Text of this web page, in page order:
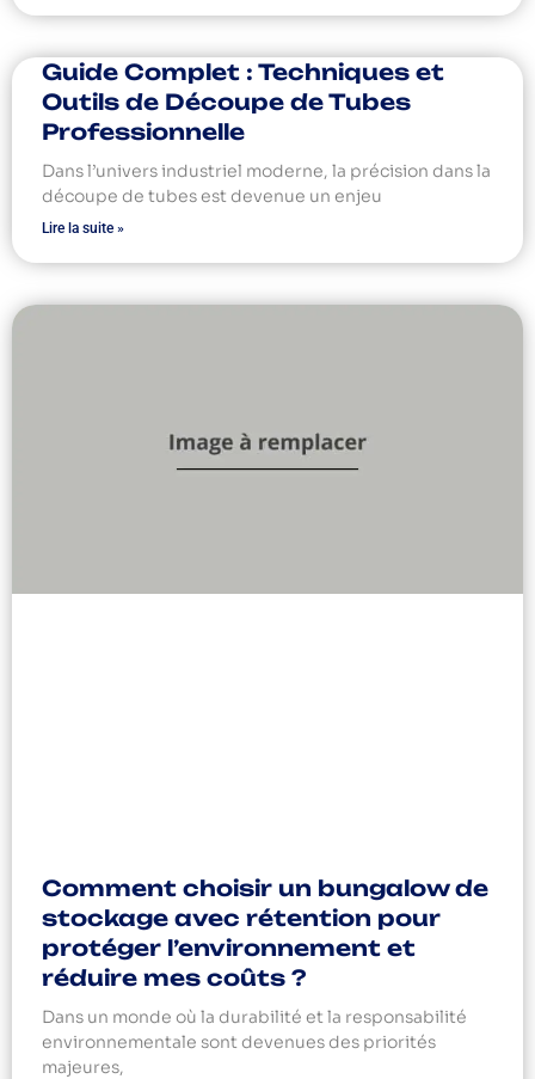
Guide Complet : Techniques et
Outils de Découpe de Tubes
Professionnelle
Dans l’univers industriel moderne, la précision dans la
découpe de tubes est devenue un enjeu
Lire la suite »
Comment choisir un bungalow de
stockage avec rétention pour
protéger l’environnement et
réduire mes coûts ?
Dans un monde où la durabilité et la responsabilité
environnementale sont devenues des priorités
majeures,